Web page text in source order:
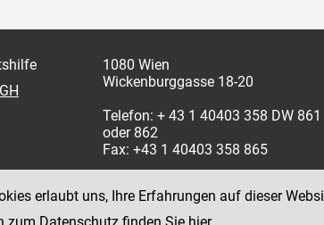
1080 Wien
Wickenburggasse 18-20
Telefon: + 43 1 40403 358 DW 861
oder 862
Fax: +43 1 40403 358 865
erlaubt uns, Ihre Erfahrungen auf dieser